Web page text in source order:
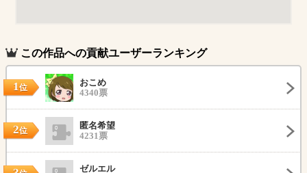
この作品への貢献ユーザーランキング
1位
おこめ
4340票
2位
匿名希望
4231票
ゼルエル